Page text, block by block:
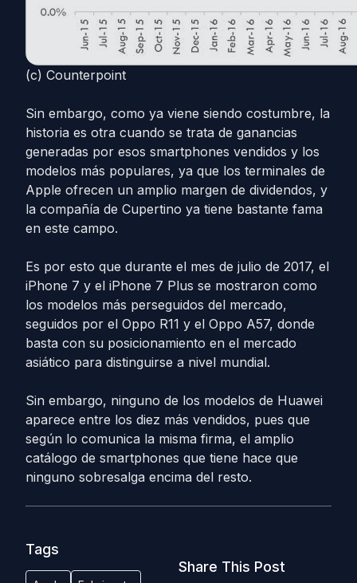
(c) Counterpoint
Sin embargo, como ya viene siendo costumbre, la
historia es otra cuando se trata de ganancias
generadas por esos smartphones vendidos y los
modelos más populares, ya que los terminales de
Apple ofrecen un amplio margen de dividendos, y
la compañía de Cupertino ya tiene bastante fama
en este campo.
Es por esto que durante el mes de julio de 2017, el
iPhone 7 y el iPhone 7 Plus se mostraron como
los modelos más perseguidos del mercado,
seguidos por el Oppo R11 y el Oppo A57, donde
basta con su posicionamiento en el mercado
asiático para distinguirse a nivel mundial.
Sin embargo, ninguno de los modelos de Huawei
aparece entre los diez más vendidos, pues que
según lo comunica la misma firma, el amplio
catálogo de smartphones que tiene hace que
ninguno sobresalga encima del resto.
Tags
Share This Post